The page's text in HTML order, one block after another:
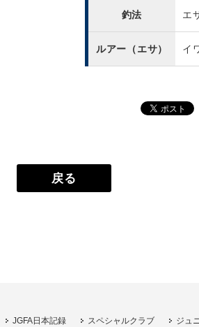
釣法 エ
ルアー（エサ） イ
戻る
JGFA日本記録 スペシャルクラブ ジュ